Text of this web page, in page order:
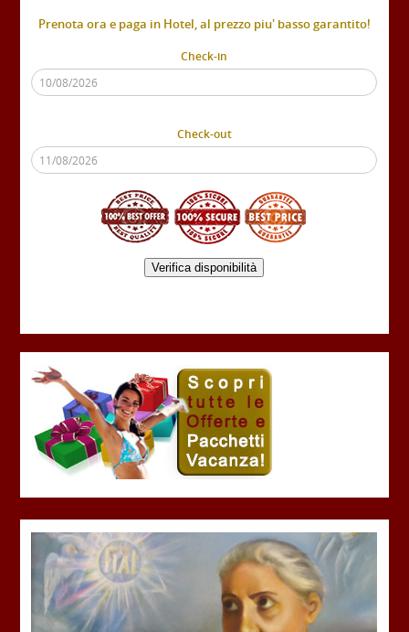
Prenota ora e paga in Hotel, al prezzo piu' basso garantito!
Check-in
Check-out
Verifica disponibilità